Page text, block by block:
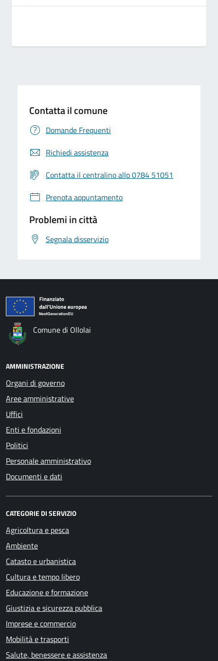
Contatta il comune
Domande Frequenti
Richiedi assistenza
Contatta il centralino allo 0784 51051
Prenota appuntamento
Problemi in città
Segnala disservizio
Comune di Ollolai
AMMINISTRAZIONE
Organi di governo
Aree amministrative
Uffici
Enti e fondazioni
Politici
Personale amministrativo
Documenti e dati
CATEGORIE DI SERVIZIO
Agricoltura e pesca
Ambiente
Catasto e urbanistica
Cultura e tempo libero
Educazione e formazione
Giustizia e sicurezza pubblica
Imprese e commercio
Mobilità e trasporti
Salute, benessere e assistenza